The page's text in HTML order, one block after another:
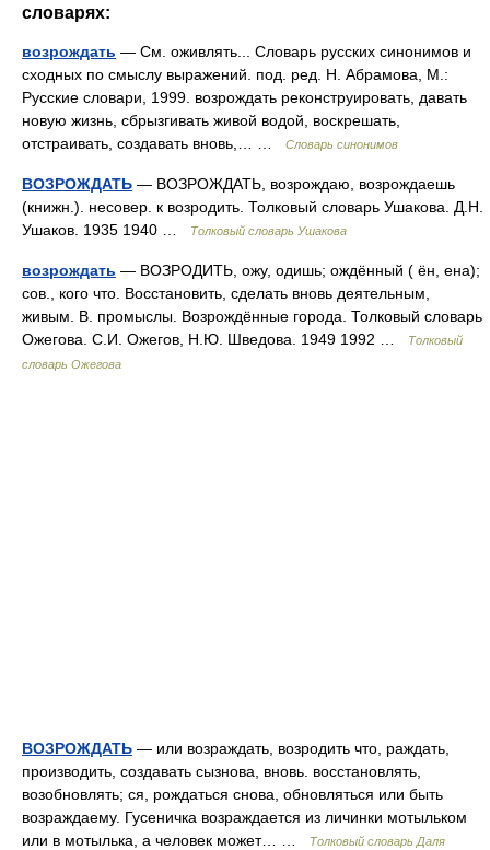
словарях:
возрождать — См. оживлять... Словарь русских синонимов и
сходных по смыслу выражений. под. ред. Н. Абрамова, М.:
Русские словари, 1999. возрождать реконструировать, давать
новую жизнь, сбрызгивать живой водой, воскрешать,
отстраивать, создавать вновь,… …
Словарь синонимов
ВОЗРОЖДАТЬ — ВОЗРОЖДАТЬ, возрождаю, возрождаешь
(книжн.). несовер. к возродить. Толковый словарь Ушакова. Д.Н.
Ушаков. 1935 1940 …
Толковый словарь Ушакова
возрождать — ВОЗРОДИТЬ, ожу, одишь; ождённый ( ён, ена);
сов., кого что. Восстановить, сделать вновь деятельным,
живым. В. промыслы. Возрождённые города. Толковый словарь
Ожегова. С.И. Ожегов, Н.Ю. Шведова. 1949 1992 …
Толковый
словарь Ожегова
ВОЗРОЖДАТЬ — или возраждать, возродить что, раждать,
производить, создавать сызнова, вновь. восстановлять,
возобновлять; ся, рождаться снова, обновляться или быть
возраждаему. Гусеничка возраждается из личинки мотыльком
или в мотылька, а человек может… …
Толковый словарь Даля